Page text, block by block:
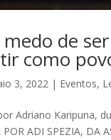
de
como
3, 2022 | Eventos,
Adriano Karipuna,
ADI SPEZIA, DA